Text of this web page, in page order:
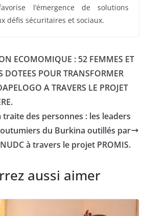
l’émergence de solutions
défis sécuritaires et sociaux.
ECOMOMIQUE : 52 FEMMES ET
DOTEES POUR TRANSFORMER
A TRAVERS LE PROJET
des personnes : les leaders
du Burkina outillés par
à travers le projet PROMIS.
aussi aimer